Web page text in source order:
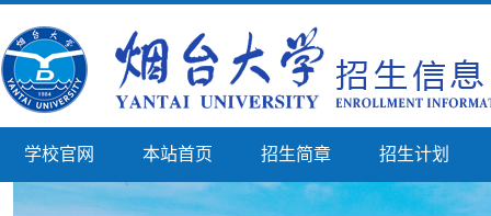
学校官网 本站首页 招生简章 招生计划